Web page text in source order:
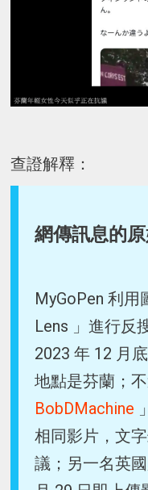
查證解釋：
網傳訊息的
MyGoPen 利用
Lens 」進行反
2023 年 12 月
地點是芬蘭；
BobDMachine
相同影片，文
議；另一名英